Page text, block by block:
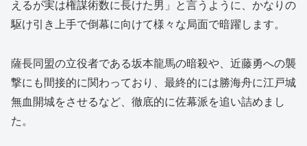
えるが実は権謀術数に長けた男」と言うように、かなりの
駆け引き上手で倒幕に向けて様々な局面で暗躍します。
薩長同盟の立役者である坂本龍馬の暗殺や、近藤勇への襲
撃にも間接的に関わっており、最終的には勝海舟に江戸城
無血開城をさせるなど、徹底的に佐幕派を追い詰めまし
た。